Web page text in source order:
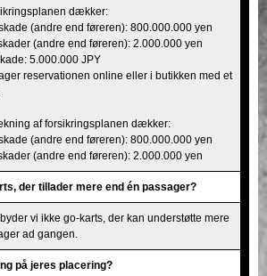
dækker:
(andre end føreren): 800.000.000 yen
(andre end føreren): 2.000.000 yen
5.000.000 JPY
reservationen online eller i butikken med et
af forsikringsplanen dækker:
(andre end føreren): 800.000.000 yen
(andre end føreren): 2.000.000 yen
der tillader mere end én passager?
vi ikke go-karts, der kan understøtte mere
ad gangen.
på jeres placering?